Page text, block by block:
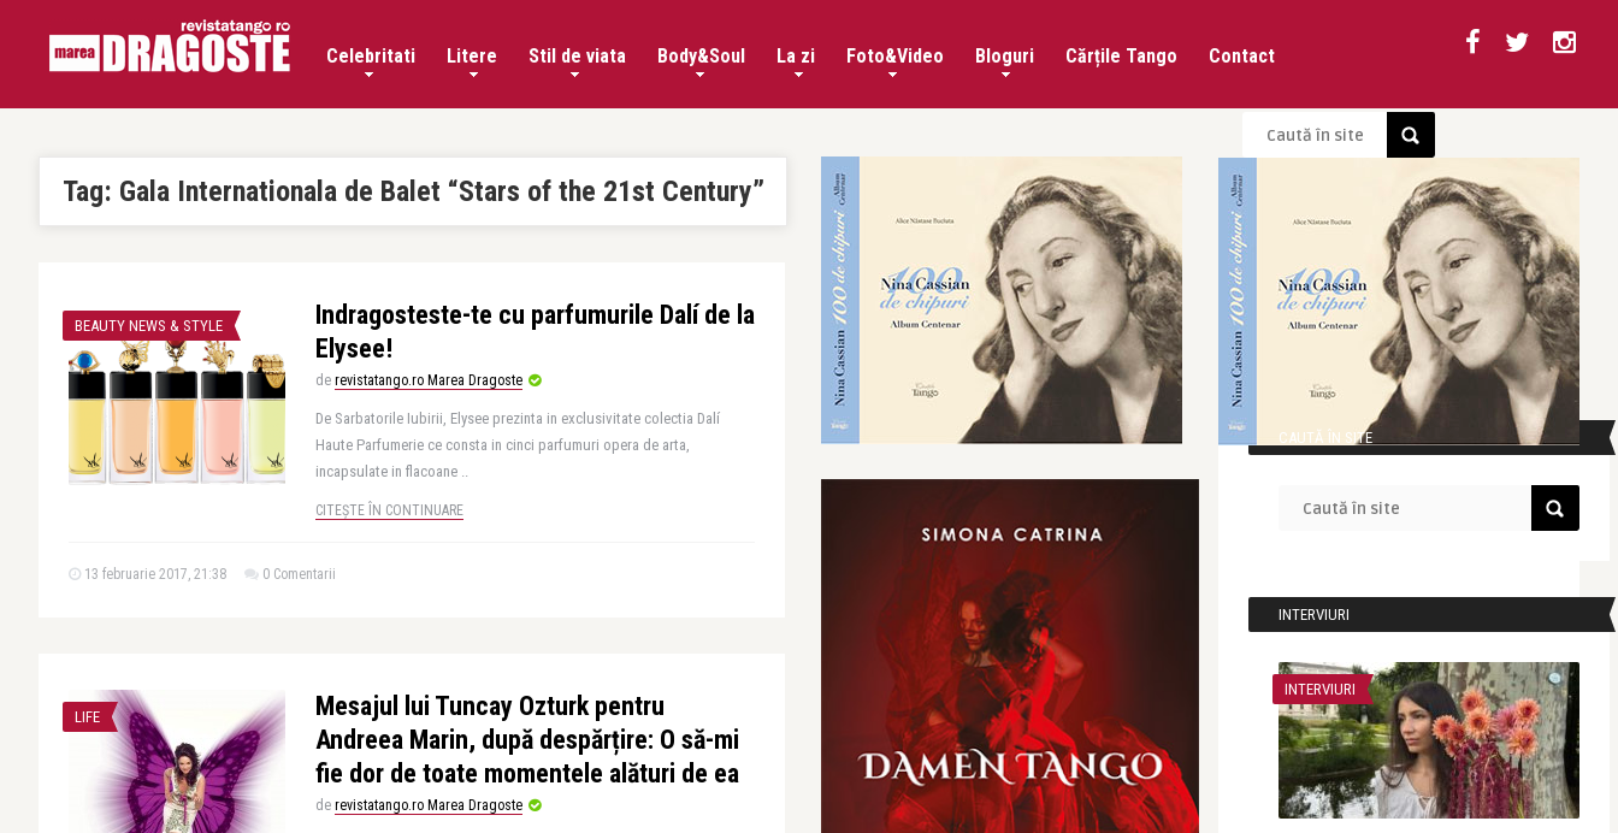
Celebritati Litere Stil de viata Body&Soul La zi Foto&Video Bloguri Cărțile Tango Contact
Tag: Gala Internationala de Balet “Stars of the 21st Century”
BEAUTY NEWS & STYLE
Indragosteste-te cu parfumurile Dalí de la
Elysee!
de revistatango.ro Marea Dragoste
De Sarbatorile Iubirii, Elysee prezinta in exclusivitate colectia Dalí
Haute Parfumerie ce consta in cinci parfumuri opera de arta,
incapsulate in flacoane ..
CITEȘTE ÎN CONTINUARE
13 februarie 2017, 21:38 0 Comentarii
LIFE
Mesajul lui Tuncay Ozturk pentru
Andreea Marin, după despărțire: O să-mi
fie dor de toate momentele alături de ea
de revistatango.ro Marea Dragoste
CAUTĂ ÎN SITE
INTERVIURI
INTERVIURI